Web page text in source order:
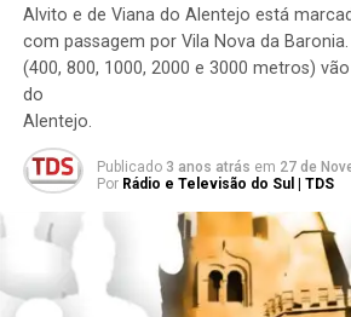
Alvito e de Viana do Alentejo está
com passagem por Vila Nova da
(400, 800, 1000, 2000 e 3000 metros)
do
Alentejo.
Publicado 3 anos atrás em 27 de
Por Rádio e Televisão do Sul | TDS